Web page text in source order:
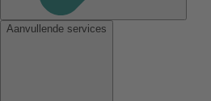
Aanvullende services